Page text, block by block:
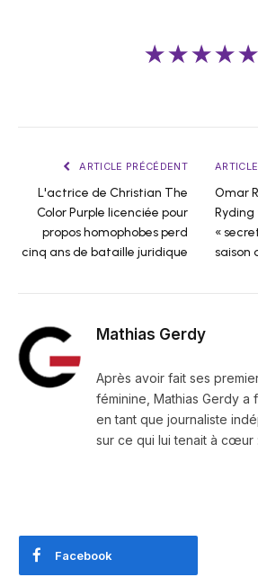
★★★★★
ARTICLE PRÉCÉDENT
L'actrice de Christian The
Color Purple licenciée pour
propos homophobes perd
cinq ans de bataille juridique
Omar
«
saison
Mathias Gerdy
Après avoir fait ses
féminine, Mathias Gerdy a
en tant que journaliste
sur ce qui lui tenait à cœur
Facebook